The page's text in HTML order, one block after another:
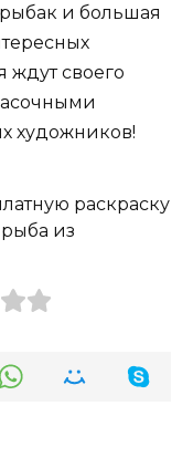
и большая
ждут своего
художников!
раскраску
из